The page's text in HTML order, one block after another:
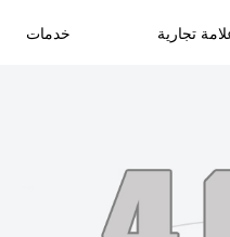
خدمات تجارية